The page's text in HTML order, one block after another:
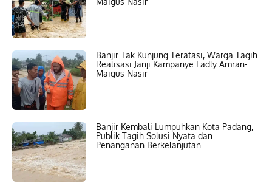
Banjir Tak Kunjung Teratasi, Warga Tagih
Realisasi Janji Kampanye Fadly Amran-
Maigus Nasir
Banjir Kembali Lumpuhkan Kota Padang,
Publik Tagih Solusi Nyata dan
Penanganan Berkelanjutan